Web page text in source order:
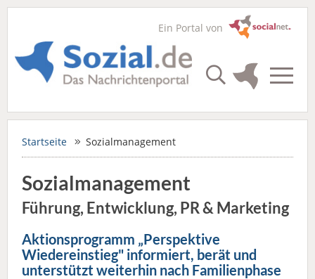
Ein Portal von
Startseite Sozialmanagement
Sozialmanagement
Führung, Entwicklung, PR & Marketing
Aktionsprogramm „Perspektive
Wiedereinstieg" informiert, berät und
unterstützt weiterhin nach Familienphase